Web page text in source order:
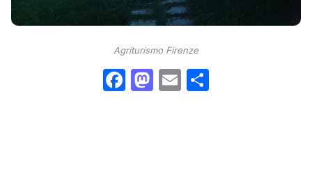
Agriturismo Firenze
Facebook
Mastodon
Email